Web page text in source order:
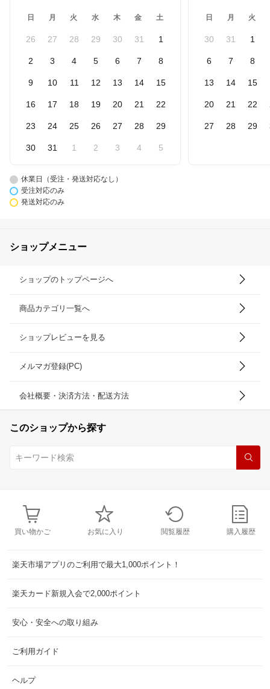
日 月 火 水 木 金 土
26 27 28 29 30 31 1
2 3 4 5 6 7 8
9 10 11 12 13 14 15
16 17 18 19 20 21 22
23 24 25 26 27 28 29
30 31 1 2 3 4 5
日 月 火
30 31 1
6 7 8
13 14 15
20 21 22
27 28 29
休業日（受注・発送対応なし）
受注対応のみ
発送対応のみ
ショップメニュー
ショップのトップページへ
商品カテゴリ一覧へ
ショップレビューを見る
メルマガ登録(PC)
会社概要・決済方法・配送方法
このショップから探す
買い物かご お気に入り 閲覧履歴 購入履歴
楽天市場アプリのご利用で最大1,000ポイント！
楽天カード新規入会で2,000ポイント
安心・安全への取り組み
ご利用ガイド
ヘルプ